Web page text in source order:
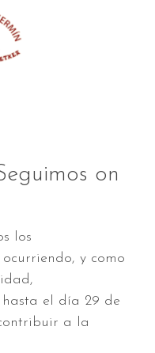
on
los
y como
hasta el día 29 de
a la